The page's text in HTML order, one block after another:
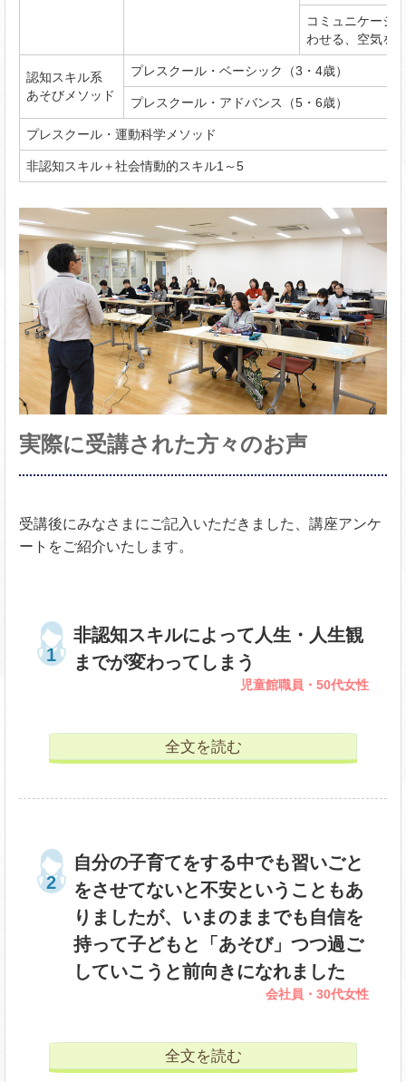
コミュニケーシ
わせる、空気を
認知スキル系
あそびメソッド
プレスクール・ベーシック（3・4歳）
プレスクール・アドバンス（5・6歳）
プレスクール・運動科学メソッド
非認知スキル＋社会情動的スキル1～5
実際に受講された方々のお声
受講後にみなさまにご記入いただきました、講座アンケ
ートをご紹介いたします。
非認知スキルによって人生・人生観
までが変わってしまう
児童館職員・50代女性
全文を読む
自分の子育てをする中でも習いごと
をさせてないと不安ということもあ
りましたが、いまのままでも自信を
持って子どもと「あそび」つつ過ご
していこうと前向きになれました
会社員・30代女性
全文を読む